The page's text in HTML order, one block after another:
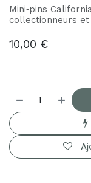
Mini‑pins
collectionneurs et
10,00 €